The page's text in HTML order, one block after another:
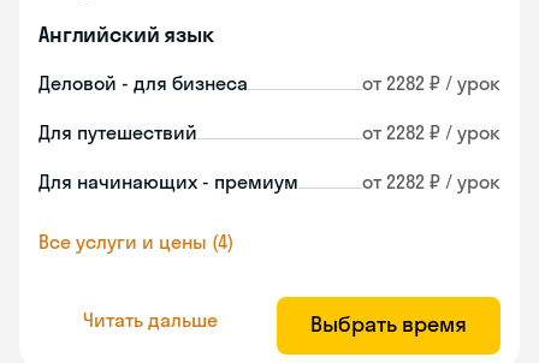
Английский язык
Деловой - для бизнеса от 2282 ₽ / урок
Для путешествий от 2282 ₽ / урок
Для начинающих - премиум от 2282 ₽ / урок
Все услуги и цены (4)
Читать дальше Выбрать время